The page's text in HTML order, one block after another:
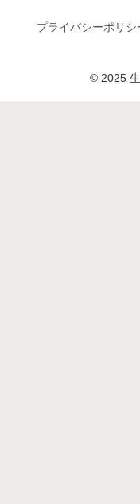
プライバシーポリシ
© 2025